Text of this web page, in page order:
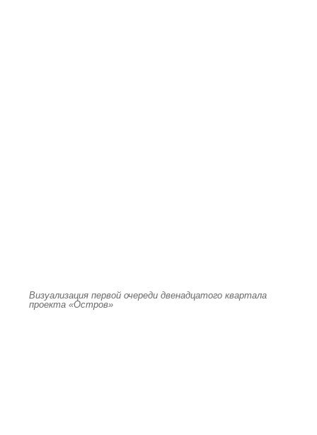
Визуализация первой очереди двенадцатого квартала
проекта «Остров»